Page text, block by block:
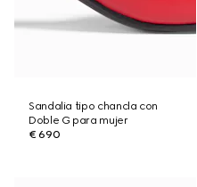
Sandalia tipo chancla con
Doble G para mujer
€ 690